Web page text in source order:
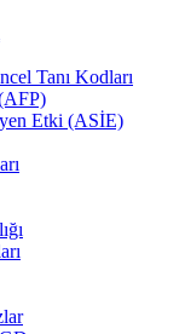
Tanı Kodları
Etki (ASİE)